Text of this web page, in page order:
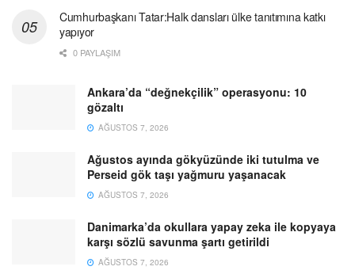
Cumhurbaşkanı Tatar:Halk dansları ülke tanıtımına katkı
yapıyor
0 PAYLAŞIM
Ankara’da “değnekçilik” operasyonu: 10
gözaltı
AĞUSTOS 7, 2026
Ağustos ayında gökyüzünde iki tutulma ve
Perseid gök taşı yağmuru yaşanacak
AĞUSTOS 7, 2026
Danimarka’da okullara yapay zeka ile kopyaya
karşı sözlü savunma şartı getirildi
AĞUSTOS 7, 2026